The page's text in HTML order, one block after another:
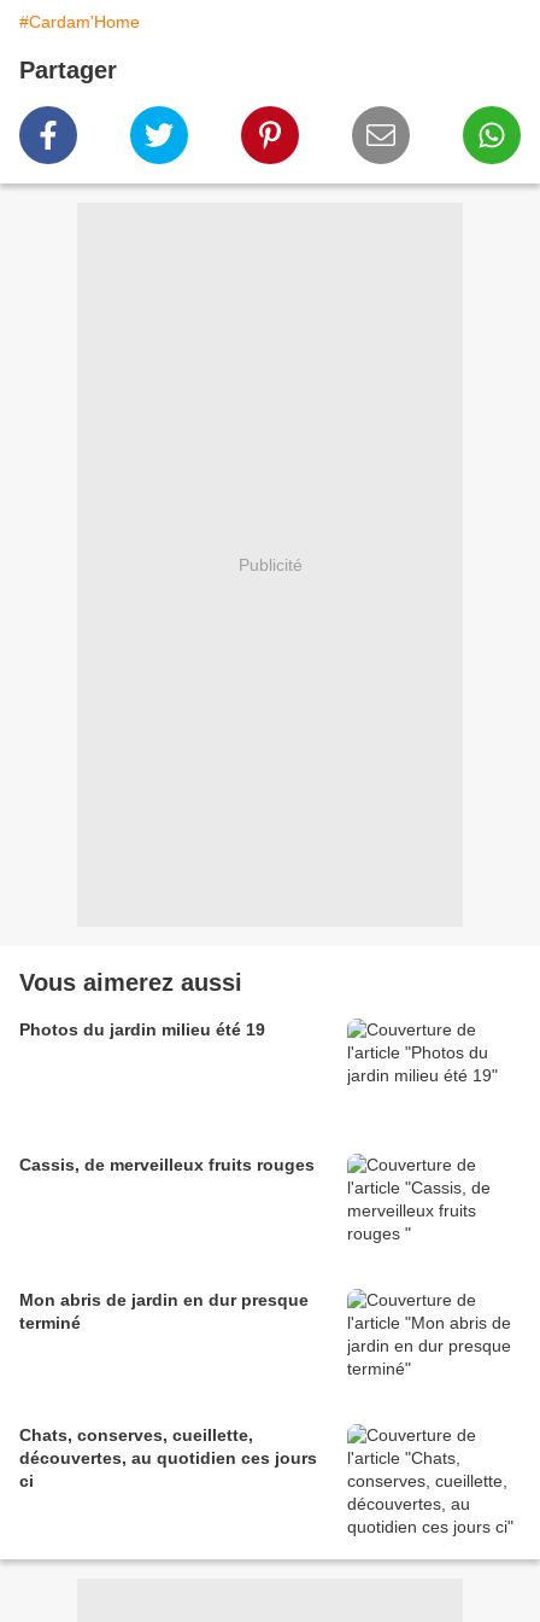
#Cardam'Home
Partager
Publicité
Vous aimerez aussi
Photos du jardin milieu été 19
Cassis, de merveilleux fruits rouges
Mon abris de jardin en dur presque
terminé
Chats, conserves, cueillette,
découvertes, au quotidien ces jours
ci